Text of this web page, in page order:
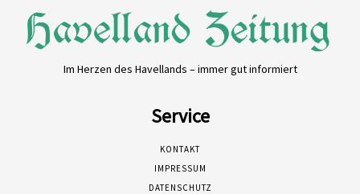
Im Herzen des Havellands – immer gut informiert
Service
KONTAKT
IMPRESSUM
DATENSCHUTZ